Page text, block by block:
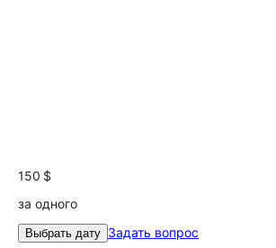
150 $
за одного
Выбрать дату Задать вопрос